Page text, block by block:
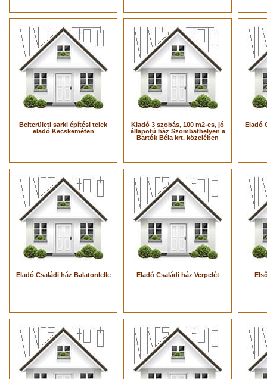
Belterületi sarki építési telek
eladó Kecskeméten
Kiadó 3 szobás, 100 m2-es, jó
állapotú ház Szombathelyen a
Bartók Béla krt. közelében
Eladó
Eladó Családi ház Balatonlelle Eladó Családi ház Verpelét